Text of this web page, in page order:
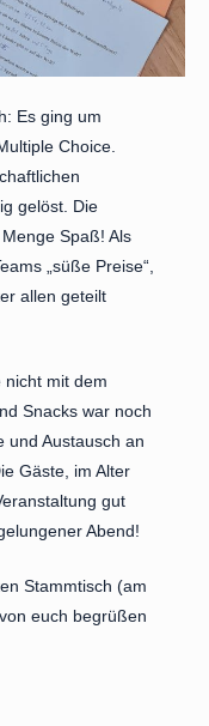
Es ging um
Choice.
gelöst. Die
Spaß! Als
„süße Preise“,
allen geteilt
nicht mit dem
Snacks war noch
und Austausch an
Gäste, im Alter
gut
Abend!
Stammtisch (am
euch begrüßen